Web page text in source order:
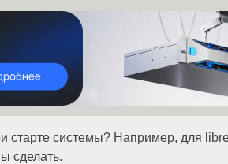
старте системы? Например, для
сделать.